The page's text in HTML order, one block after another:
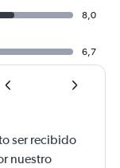
8,0
6,7
ser recibido
nuestro